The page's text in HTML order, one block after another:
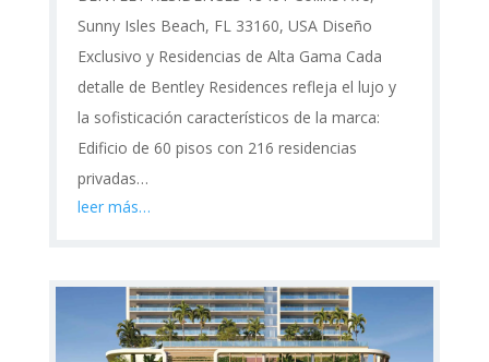
Sunny Isles Beach, FL 33160, USA Diseño
Exclusivo y Residencias de Alta Gama Cada
detalle de Bentley Residences refleja el lujo y
la sofisticación característicos de la marca:
Edificio de 60 pisos con 216 residencias
privadas…
leer más…